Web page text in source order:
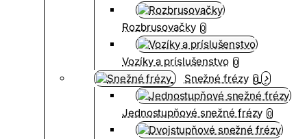
Rozbrusovačky 0
Vozíky a príslušenstvo 0
Snežné frézy 0
Jednostupňové snežné frézy 0